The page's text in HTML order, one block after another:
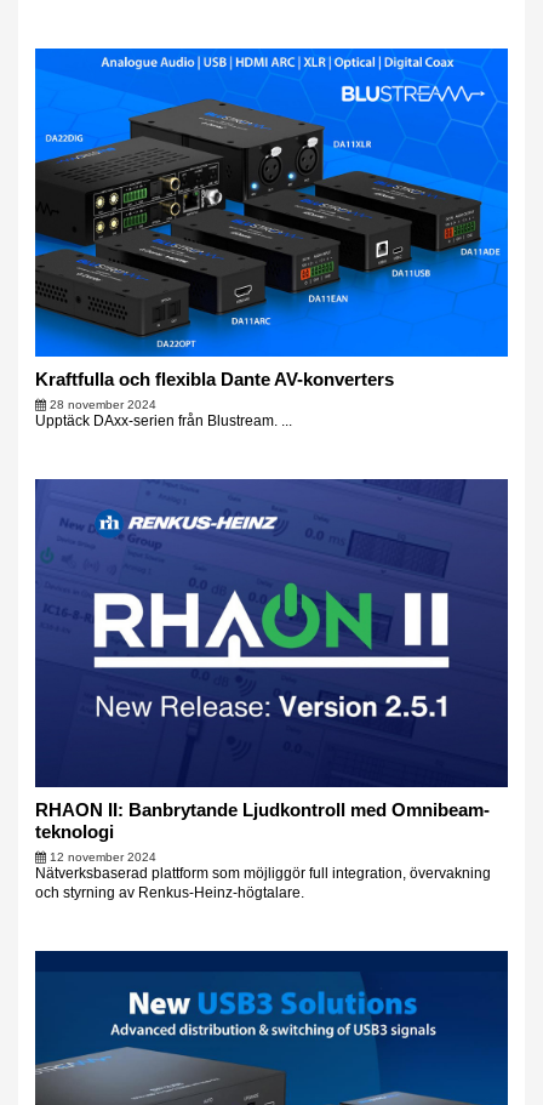
Kraftfulla och flexibla Dante AV-konverters
28 november 2024
Upptäck DAxx-serien från Blustream. ...
RHAON II: Banbrytande Ljudkontroll med Omnibeam-
teknologi
12 november 2024
Nätverksbaserad plattform som möjliggör full integration, övervakning
och styrning av Renkus-Heinz-högtalare.